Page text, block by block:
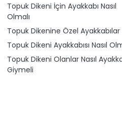
Topuk Dikeni İçin Ayakkabı Nasıl
Olmalı
Topuk Dikenine Özel Ayakkabılar
Topuk Dikeni Ayakkabısı Nasıl
Topuk Dikeni Olanlar Nasıl
Giymeli